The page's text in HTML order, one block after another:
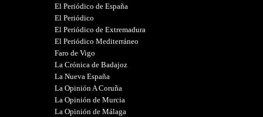
El Periódico de España
El Periódico
El Periódico de Extremadura
El Periódico Mediterráneo
Faro de Vigo
La Crónica de Badajoz
La Nueva España
La Opinión A Coruña
La Opinión de Murcia
La Opinión de Málaga